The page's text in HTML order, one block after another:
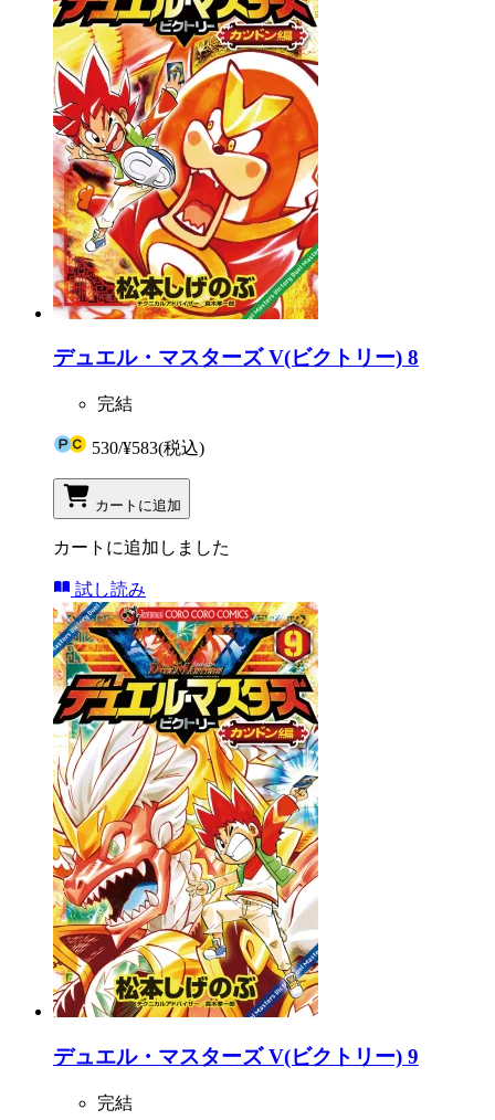
デュエル・マスターズ V(ビクトリー) 8
完結
530/¥583(税込)
カートに追加
カートに追加しました
試し読み
デュエル・マスターズ V(ビクトリー) 9
完結